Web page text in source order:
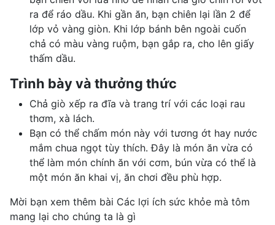
ra để ráo dầu. Khi gần ăn, bạn chiên lại lần 2 để
lớp vỏ vàng giòn. Khi lớp bánh bên ngoài cuốn
chả có màu vàng ruộm, bạn gắp ra, cho lên giấy
thấm dầu.
Trình bày và thưởng thức
Chả giò xếp ra đĩa và trang trí với các loại rau
thơm, xà lách.
Bạn có thể chấm món này với tương ớt hay nước
mắm chua ngọt tùy thích. Đây là món ăn vừa có
thể làm món chính ăn với cơm, bún vừa có thể là
một món ăn khai vị, ăn chơi đều phù hợp.
Mời bạn xem thêm bài Các lợi ích sức khỏe mà tôm
mang lại cho chúng ta là gì